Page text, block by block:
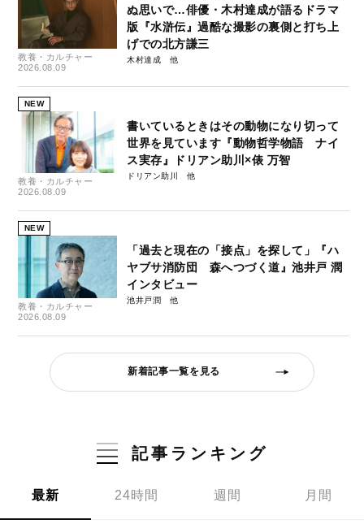
教養・カルチャー
2026.08.09
ぬ思いで…俳優・木村達成が語るドラマ
版『水滸伝』過酷な撮影の裏側と打ち上
げでの北方謙三
木村達成
NEW
教養・カルチャー
2026.08.09
書いているときはその動物になり切って
世界を見ています『動物哲学物語 ナイ
ス実存』ドリアン助川×俵 万智
ドリアン助川
NEW
教養・カルチャー
2026.08.09
「過去と現在の「接点」を探して」『ハ
ヤブサ消防団 森へつづく道』池井戸 潤
インタビュー
池井戸潤
新着記事一覧を見る
記事ランキング
最新 24時間 週間 月間